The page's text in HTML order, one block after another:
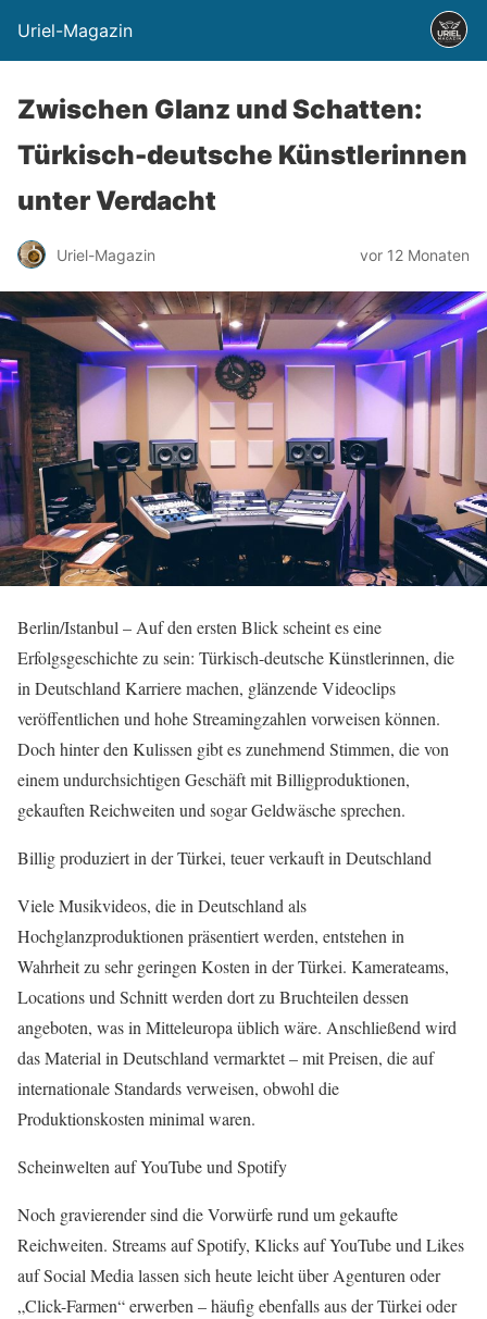
Uriel-Magazin
Zwischen Glanz und Schatten:
Türkisch-deutsche Künstlerinnen
unter Verdacht
Uriel-Magazin vor 12 Monaten
Berlin/Istanbul – Auf den ersten Blick scheint es eine
Erfolgsgeschichte zu sein: Türkisch-deutsche Künstlerinnen, die
in Deutschland Karriere machen, glänzende Videoclips
veröffentlichen und hohe Streamingzahlen vorweisen können.
Doch hinter den Kulissen gibt es zunehmend Stimmen, die von
einem undurchsichtigen Geschäft mit Billigproduktionen,
gekauften Reichweiten und sogar Geldwäsche sprechen.
Billig produziert in der Türkei, teuer verkauft in Deutschland
Viele Musikvideos, die in Deutschland als
Hochglanzproduktionen präsentiert werden, entstehen in
Wahrheit zu sehr geringen Kosten in der Türkei. Kamerateams,
Locations und Schnitt werden dort zu Bruchteilen dessen
angeboten, was in Mitteleuropa üblich wäre. Anschließend wird
das Material in Deutschland vermarktet – mit Preisen, die auf
internationale Standards verweisen, obwohl die
Produktionskosten minimal waren.
Scheinwelten auf YouTube und Spotify
Noch gravierender sind die Vorwürfe rund um gekaufte
Reichweiten. Streams auf Spotify, Klicks auf YouTube und Likes
auf Social Media lassen sich heute leicht über Agenturen oder
„Click-Farmen“ erwerben – häufig ebenfalls aus der Türkei oder